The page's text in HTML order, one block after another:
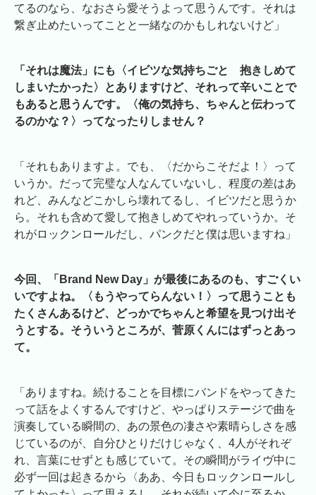
てるのなら、なおさら愛そうよって思うんです。それは
繋ぎ止めたいってことと一緒なのかもしれないけど」
「それは魔法」にも〈イビツな気持ちごと 抱きしめて
しまいたかった〉とありますけど、それって辛いことで
もあると思うんです。〈俺の気持ち、ちゃんと伝わって
るのかな？〉ってなったりしません？
「それもありますよ。でも、〈だからこそだよ！〉って
いうか。だって完璧な人なんていないし、程度の差はあ
れど、みんなどこかしら壊れてるし、イビツだと思うか
ら。それも含めて愛して抱きしめてやれっていうか。そ
れがロックンロールだし、パンクだと僕は思いますね」
今回、「Brand New Day」が最後にあるのも、すごくい
いですよね。〈もうやってらんない！〉って思うことも
たくさんあるけど、どっかでちゃんと希望を見つけ出そ
うとする。そういうところが、菅原くんにはずっとあっ
て。
「ありますね。続けることを目標にバンドをやってきた
って話をよくするんですけど、やっぱりステージで曲を
演奏している瞬間の、あの景色の凄さや素晴らしさを感
じているのが、自分ひとりだけじゃなく、4人がそれぞ
れ、言葉にせずとも感じていて。その瞬間がライヴ中に
必ず一回は起きるから〈ああ、今日もロックンロールし